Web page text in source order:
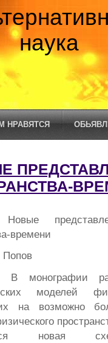
наука
НРАВЯТСЯ
времени
В монографии
моделей
на возможно
новая